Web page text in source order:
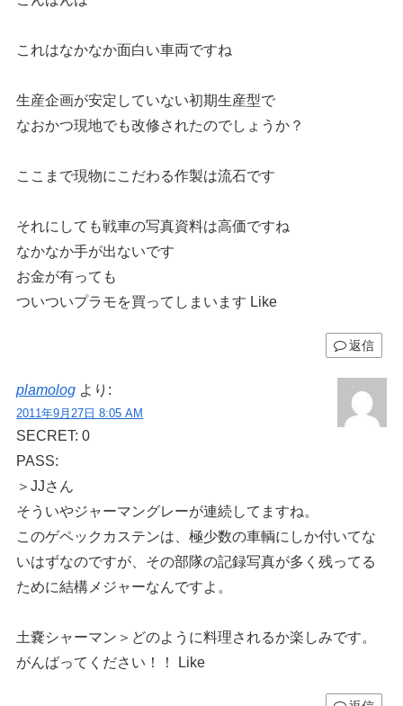
これはなかなか面白い車両ですね
生産企画が安定していない初期生産型で
なおかつ現地でも改修されたのでしょうか？
ここまで現物にこだわる作製は流石です
それにしても戦車の写真資料は高価ですね
なかなか手が出ないです
お金が有っても
ついついプラモを買ってしまいます Like
返信
plamolog より:
2011年9月27日 8:05 AM
SECRET: 0
PASS:
＞JJさん
そういやジャーマングレーが連続してますね。
このゲペックカステンは、極少数の車輌にしか付いてな
いはずなのですが、その部隊の記録写真が多く残ってる
ために結構メジャーなんですよ。
土嚢シャーマン＞どのように料理されるか楽しみです。
がんばってください！！ Like